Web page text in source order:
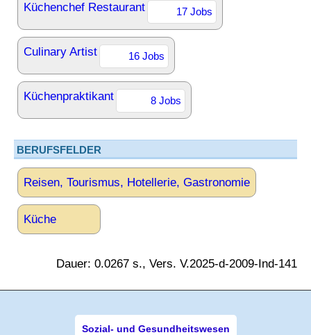
Küchenchef Restaurant 17 Jobs
Culinary Artist 16 Jobs
Küchenpraktikant 8 Jobs
BERUFSFELDER
Reisen, Tourismus, Hotellerie, Gastronomie
Küche
Dauer: 0.0267 s., Vers. V.2025-d-2009-Ind-141
Sozial- und Gesundheitswesen